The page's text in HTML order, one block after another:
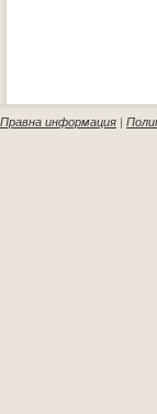
Правна информация |